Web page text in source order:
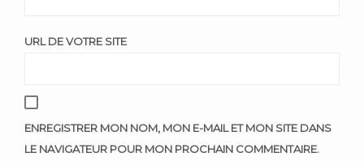
URL DE VOTRE SITE
ENREGISTRER MON NOM, MON E-MAIL ET MON SITE DANS
LE NAVIGATEUR POUR MON PROCHAIN COMMENTAIRE.